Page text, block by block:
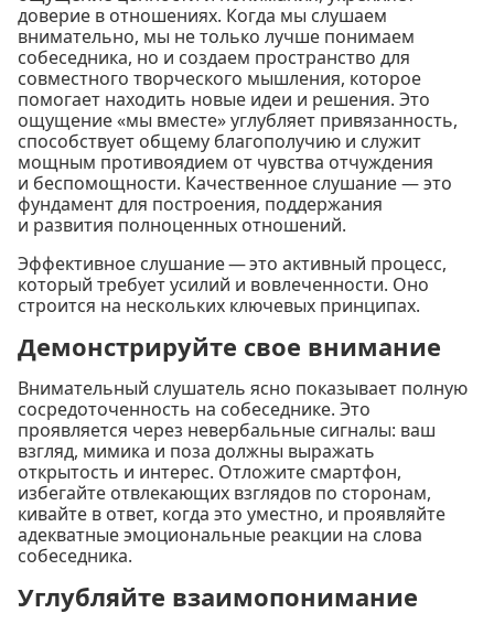
доверие в отношениях. Когда мы слушаем
внимательно, мы не только лучше понимаем
собеседника, но и создаем пространство для
совместного творческого мышления, которое
помогает находить новые идеи и решения. Это
ощущение «мы вместе» углубляет привязанность,
способствует общему благополучию и служит
мощным противоядием от чувства отчуждения
и беспомощности. Качественное слушание — это
фундамент для построения, поддержания
и развития полноценных отношений.
Эффективное слушание — это активный процесс,
который требует усилий и вовлеченности. Оно
строится на нескольких ключевых принципах.
Демонстрируйте свое внимание
Внимательный слушатель ясно показывает полную
сосредоточенность на собеседнике. Это
проявляется через невербальные сигналы: ваш
взгляд, мимика и поза должны выражать
открытость и интерес. Отложите смартфон,
избегайте отвлекающих взглядов по сторонам,
кивайте в ответ, когда это уместно, и проявляйте
адекватные эмоциональные реакции на слова
собеседника.
Углубляйте взаимопонимание